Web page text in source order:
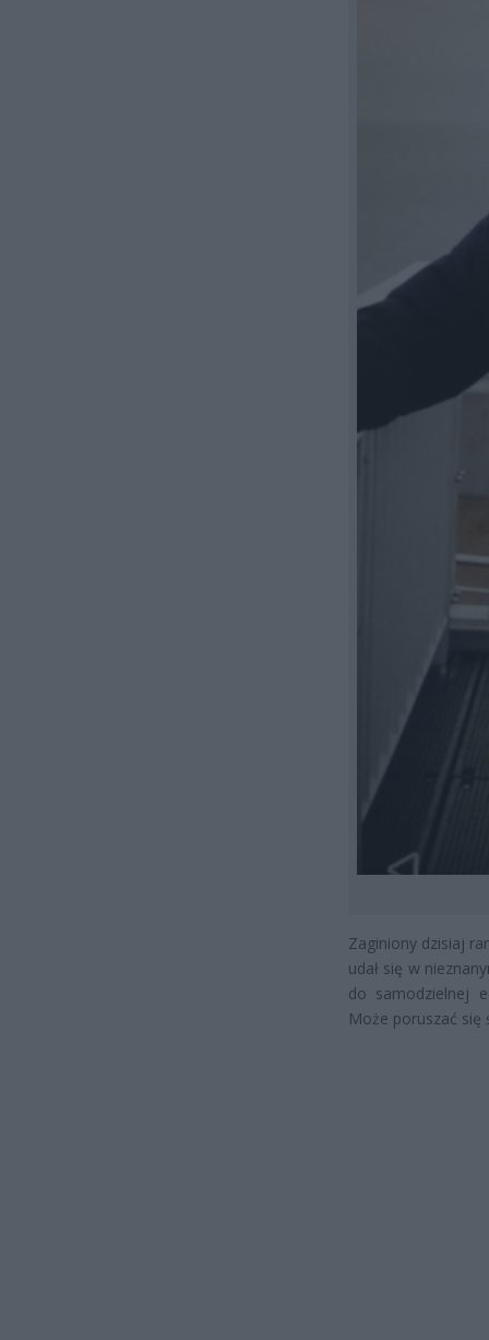
Zaginiony dzisiaj
udał się w
do samodzielnej
Może poruszać